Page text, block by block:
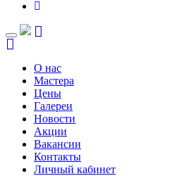
Toggle
navigation
О нас
Мастера
Цены
Галереи
Новости
Акции
Вакансии
Контакты
Личный кабинет